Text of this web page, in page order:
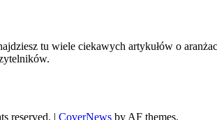
tu wiele ciekawych artykułów o
reserved. CoverNews by AF themes.